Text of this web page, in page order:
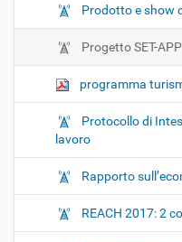
Prodotto e show
Progetto SET-APP
programma
Protocollo di
lavoro
Rapporto
REACH 2017: 2